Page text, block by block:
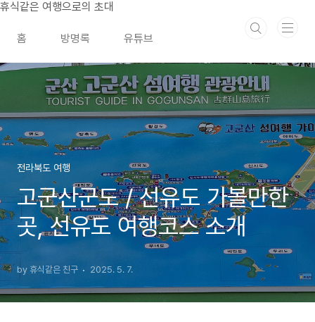
본문 바로가기
휴식같은 여행으로의 초대
홈 방명록 유튜브
전라북도 여행
고군산군도 / 선유도 가볼만한
곳, 선유도 여행코스 소개
by 휴식같은 친구 2025. 5. 7.